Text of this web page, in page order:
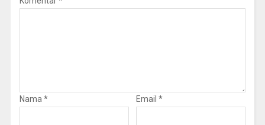
Nama * Email *